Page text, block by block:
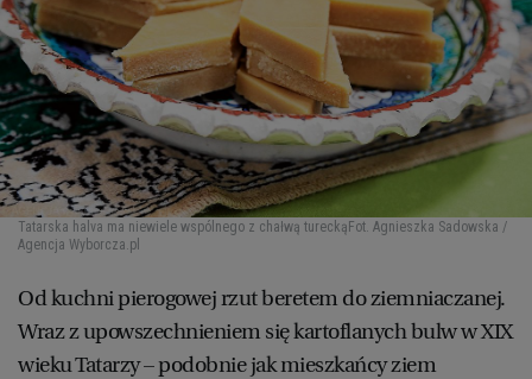
Tatarska halva ma niewiele wspólnego z chałwą tureckąFot. Agnieszka Sadowska /
Agencja Wyborcza.pl
Od kuchni pierogowej rzut beretem do ziemniaczanej.
Wraz z upowszechnieniem się kartoflanych bulw w XIX
wieku Tatarzy – podobnie jak mieszkańcy ziem